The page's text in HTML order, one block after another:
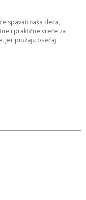
spavati naša deca,
i praktične vreće za
jer pružaju osećaj